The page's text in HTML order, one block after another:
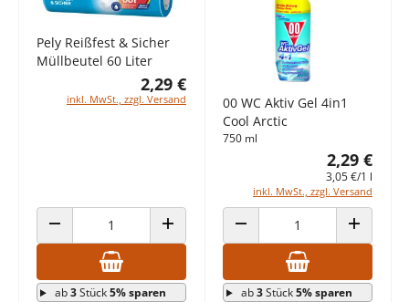
Pely Reißfest & Sicher
Müllbeutel 60 Liter
2,29 €
inkl. MwSt., zzgl. Versand
ANZAHL VERRINGERN ANZAHL ERHÖHEN
ab3Stück5% sparen
00 WC Aktiv Gel 4in1
Cool Arctic
750 ml
2,29 €
3,05 €/1 l
inkl. MwSt., zzgl. Versand
ANZAHL VERRINGERN ANZAHL
ab3Stück5% sparen